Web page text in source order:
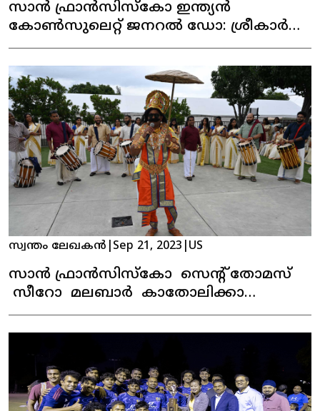
സാൻ ഫ്രാൻസിസ്കോ ഇന്ത്യൻ
കോൺസുലെറ്റ് ജനറൽ ഡോ: ശ്രീകാർ
റെഡ്‌ഡിയുമായി, മലയാളി കമ്മ്യൂണിനിറ്റി
ലീഡേഴ്‌സ് കൂടി കാഴ്ച നടത്തി
സ്വന്തം ലേഖകൻ Sep 21, 2023 US
സാൻ ഫ്രാൻസിസ്കോ സെന്റ് തോമസ്
സീറോ മലബാർ കാതോലിക്കാ
ഇടവകയുടെ ഓണാഘോഷം
കെങ്കേമമായി ആഘോഷിച്ചു.